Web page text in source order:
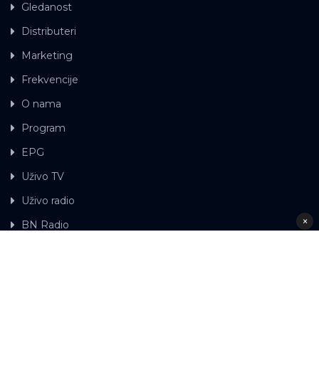
Gledanost
Distributeri
Marketing
Frekvencije
O nama
Program
EPG
Uživo TV
Uživo radio
BN Radio
×